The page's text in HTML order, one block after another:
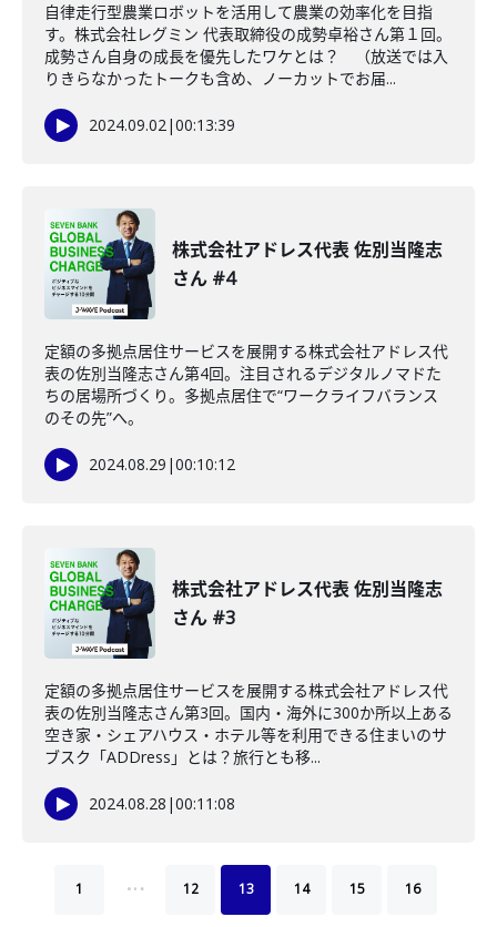
自律走行型農業ロボットを活用して農業の効率化を目指
す。株式会社レグミン 代表取締役の成勢卓裕さん第１回。
成勢さん自身の成長を優先したワケとは？ （放送では入
りきらなかったトークも含め、ノーカットでお届...
2024.09.02|00:13:39
株式会社アドレス代表 佐別当隆志
さん #4
定額の多拠点居住サービスを展開する株式会社アドレス代
表の佐別当隆志さん第4回。注目されるデジタルノマドた
ちの居場所づくり。多拠点居住で“ワークライフバランス
のその先”へ。
2024.08.29 |00:10:12
株式会社アドレス代表 佐別当隆志
さん #3
定額の多拠点居住サービスを展開する株式会社アドレス代
表の佐別当隆志さん第3回。国内・海外に300か所以上ある
空き家・シェアハウス・ホテル等を利用できる住まいのサ
ブスク「ADDress」とは？旅行とも移...
2024.08.28 |00:11:08
1 … 12 13 14 15 16